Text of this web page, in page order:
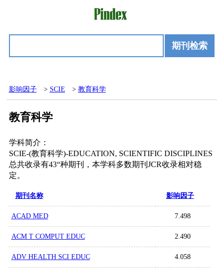
期刊检索
影响因子 > SCIE > 教育科学
教育科学
学科简介：
SCIE-(教育科学)-EDUCATION, SCIENTIFIC DISCIPLINES
总共收录有43“种期刊，本学科多数期刊JCR收录相对稳
定。
期刊名称 影响因子
ACAD MED 7.498
ACM T COMPUT EDUC 2.490
ADV HEALTH SCI EDUC 4.058